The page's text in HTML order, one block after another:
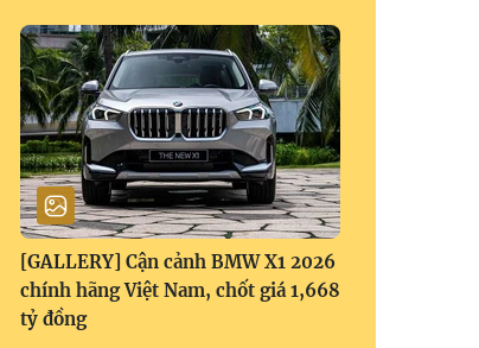
[GALLERY] Cận cảnh BMW X1 2026
chính hãng Việt Nam, chốt giá 1,668
tỷ đồng